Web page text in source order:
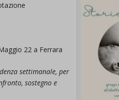
22 a Ferrara
settimanale, per
sostegno e